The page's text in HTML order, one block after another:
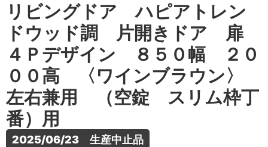
リビングドア ハピアトレン
ドウッド調 片開きドア 扉
４Ｐデザイン ８５０幅 ２０
００高 〈ワインブラウン〉
左右兼用 （空錠 スリム枠丁
番）用
2025/06/23　生産中止品